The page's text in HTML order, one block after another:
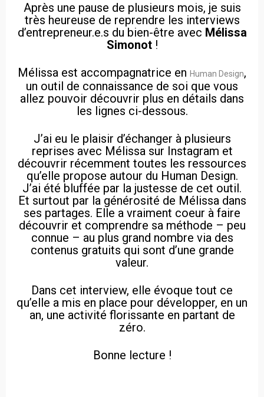
Après une pause de plusieurs mois, je suis
très heureuse de reprendre les interviews
d’entrepreneur.e.s du bien-être avec Mélissa
Simonot!
Mélissa est accompagnatrice en Human Design,
un outil de connaissance de soi que vous
allez pouvoir découvrir plus en détails dans
les lignes ci-dessous.
J’ai eu le plaisir d’échanger à plusieurs
reprises avec Mélissa sur Instagram et
découvrir récemment toutes les ressources
qu’elle propose autour du Human Design.
J’ai été bluffée par la justesse de cet outil.
Et surtout par la générosité de Mélissa dans
ses partages. Elle a vraiment coeur à faire
découvrir et comprendre sa méthode – peu
connue – au plus grand nombre via des
contenus gratuits qui sont d’une grande
valeur.
Dans cet interview, elle évoque tout ce
qu’elle a mis en place pour développer, en un
an, une activité florissante en partant de
zéro.
Bonne lecture !